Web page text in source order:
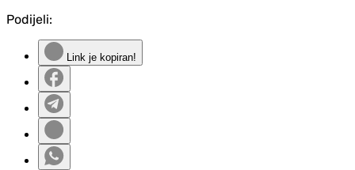
Podijeli:
Link je kopiran!